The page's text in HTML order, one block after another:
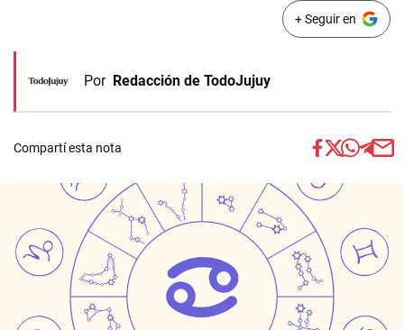
+ Seguir en
Por Redacción de TodoJujuy
Compartí esta nota